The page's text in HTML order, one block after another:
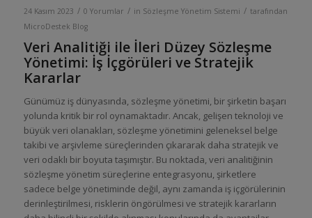
24 Kasım 2023 / 0 Yorumlar / in Sözleşme Yönetim Sistemi / tarafından
MicroDestek Blog
Veri Analitiği ile İleri Düzey Sözleşme
Yönetimi: İş İçgörüleri ve Stratejik
Kararlar
Günümüz iş dünyasında, sözleşme yönetimi, bir şirketin başarı
yolunda kritik bir rol oynamaktadır. Ancak, gelişen teknoloji ve
büyük veri olanakları, sözleşme yönetimini geleneksel belge
takibi ve arşivleme süreçlerinden çıkararak daha stratejik ve
veri odaklı bir boyuta taşımıştır. Bu noktada, veri analitiğinin
sözleşme yönetim süreçlerine entegrasyonu, şirketlere
sadece belge yönetiminde değil, aynı zamanda iş içgörülerinin
derinleştirilmesi, risklerin öngörülmesi ve stratejik kararların